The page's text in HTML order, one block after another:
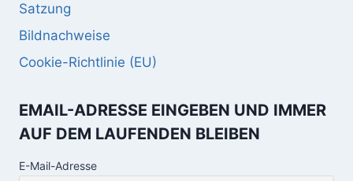
Satzung
Bildnachweise
Cookie-Richtlinie (EU)
EMAIL-ADRESSE EINGEBEN UND IMMER
AUF DEM LAUFENDEN BLEIBEN
E-Mail-Adresse